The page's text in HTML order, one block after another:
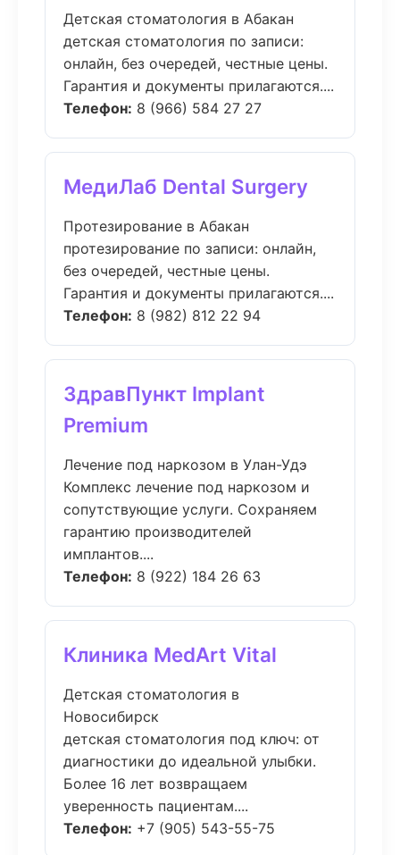
Детская стоматология в Абакан
детская стоматология по записи:
онлайн, без очередей, честные цены.
Гарантия и документы прилагаются....
Телефон: 8 (966) 584 27 27
МедиЛаб Dental Surgery
Протезирование в Абакан
протезирование по записи: онлайн,
без очередей, честные цены.
Гарантия и документы прилагаются....
Телефон: 8 (982) 812 22 94
ЗдравПункт Implant
Premium
Лечение под наркозом в Улан-Удэ
Комплекс лечение под наркозом и
сопутствующие услуги. Сохраняем
гарантию производителей
имплантов....
Телефон: 8 (922) 184 26 63
Клиника MedArt Vital
Детская стоматология в
Новосибирск
детская стоматология под ключ: от
диагностики до идеальной улыбки.
Более 16 лет возвращаем
уверенность пациентам....
Телефон: +7 (905) 543-55-75